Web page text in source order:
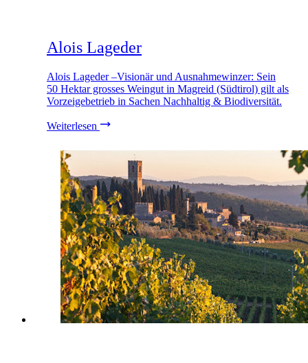
Alois Lageder
Alois Lageder –Visionär und Ausnahmewinzer: Sein
50 Hektar grosses Weingut in Magreid (Südtirol) gilt als
Vorzeigebetrieb in Sachen Nachhaltig & Biodiversität.
Weiterlesen